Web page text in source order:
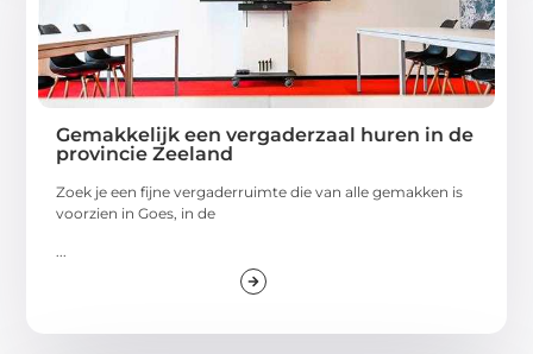
Gemakkelijk een vergaderzaal huren in de
provincie Zeeland
Zoek je een fijne vergaderruimte die van alle gemakken is
voorzien in Goes, in de
...